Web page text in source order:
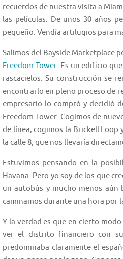
recuerdos de nuestra visita a
las películas. De unos 30 años
pequeño. Vendía artilugios para
Salimos del Bayside Marketplace
Freedom Tower. Es un edificio
rascacielos. Su construcción se
encontrarlo en pleno proceso de
empresario lo compró y decidió
Freedom Tower. Cogimos de
de línea, cogimos la Brickell Loop
la calle 8, que nos llevaría
Estuvimos pensando en la
Havana. Pero yo soy de los que
un autobús y mucho menos aún
caminamos durante una hora por
Y la verdad es que en cierto
ver el distrito financiero con
predominaba claramente el